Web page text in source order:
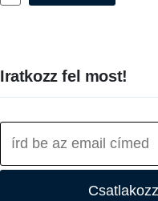
Iratkozz fel most!